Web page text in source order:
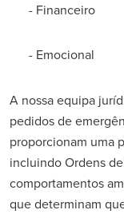
- Financeiro
- Emocional
A nossa equipa
pedidos de
proporcionam uma
incluindo Ordens
comportamentos
que determinam